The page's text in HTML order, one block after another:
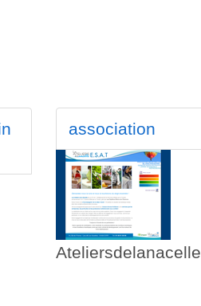
association
Ateliersdelanacelle